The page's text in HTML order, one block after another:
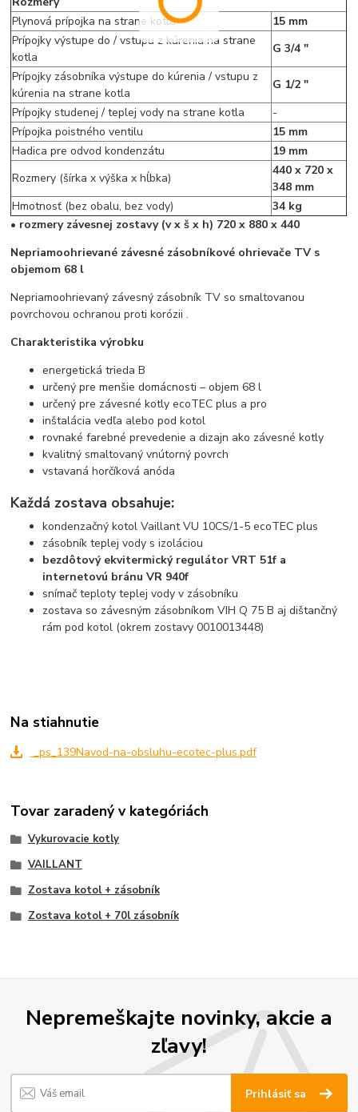
Plynová prípojka na strane kotla
15 mm
Prípojky výstupe do / vstupu z kúrenia na strane
kotla
G 3/4 "
Prípojky zásobníka výstupe do kúrenia / vstupu z
kúrenia na strane kotla
G 1/2 "
Prípojky studenej / teplej vody na strane kotla
-
Prípojka poistného ventilu
15 mm
Hadica pre odvod kondenzátu
19 mm
Rozmery (šírka x výška x hĺbka)
440 x 720 x
348 mm
Hmotnosť (bez obalu, bez vody)
34 kg
• rozmery závesnej zostavy (v x š x h) 720 x 880 x 440
Nepriamoohrievané závesné zásobníkové ohrievače TV s
objemom 68 l
Nepriamoohrievaný závesný zásobník TV so smaltovanou
povrchovou ochranou proti korózii .
Charakteristika výrobku
energetická trieda B
určený pre menšie domácnosti – objem 68 l
určený pre závesné kotly ecoTEC plus a pro
inštalácia vedľa alebo pod kotol
rovnaké farebné prevedenie a dizajn ako závesné kotly
kvalitný smaltovaný vnútorný povrch
vstavaná horčíková anóda
Každá zostava obsahuje:
kondenzačný kotol Vaillant VU 10CS/1-5 ecoTEC plus
zásobník teplej vody s izoláciou
bezdôtový ekvitermický regulátor VRT 51f a
internetovú bránu VR 940f
snímač teploty teplej vody v zásobníku
zostava so závesným zásobníkom VIH Q 75 B aj dištančný
rám pod kotol (okrem zostavy 0010013448)
Na stiahnutie
_ps_139Navod-na-obsluhu-ecotec-plus.pdf
Tovar zaradený v kategóriách
Vykurovacie kotly
VAILLANT
Zostava kotol + zásobník
Zostava kotol + 70l zásobník
Nepremeškajte novinky, akcie a
zľavy!
Prihlásiť sa